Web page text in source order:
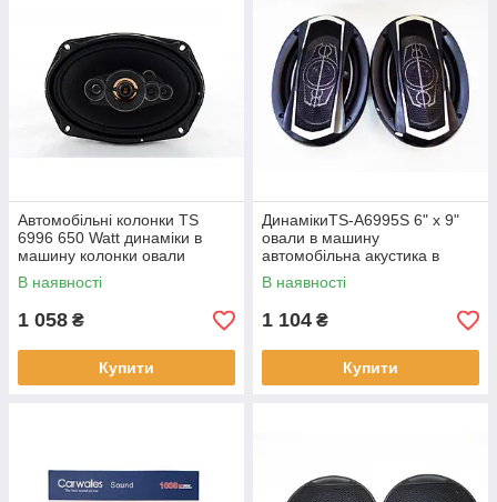
Автомобільні колонки TS
6996 650 Watt динаміки в
машину колонки овали
В наявності
1 058 ₴
Купити
ДинамікиTS-A6995S 6" x 9"
овали в машину
автомобільна акустика в
машину колонки
В наявності
1 104 ₴
Купити